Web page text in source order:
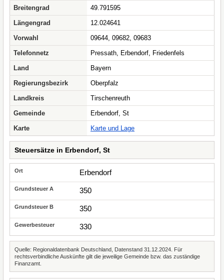
Breitengrad
49.791595
Längengrad
12.024641
Vorwahl
09644, 09682, 09683
Telefonnetz
Pressath, Erbendorf, Friedenfels
Land
Bayern
Regierungsbezirk
Oberpfalz
Landkreis
Tirschenreuth
Gemeinde
Erbendorf, St
Karte
Karte und Lage
Steuersätze in Erbendorf, St
Erbendorf
350
350
330
Quelle: Regionaldatenbank Deutschland, Datenstand 31.12.2024. Für
rechtsverbindliche Auskünfte gilt die jeweilige Gemeinde bzw. das zuständige
Finanzamt.